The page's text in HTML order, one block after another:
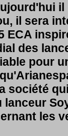
il sera
ECA
des
pour
société
les